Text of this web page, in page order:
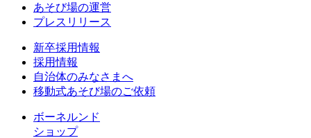
あそび場の運営
プレスリリース
新卒採用情報
採用情報
自治体のみなさまへ
移動式あそび場のご依頼
ボーネルンド
ショップ